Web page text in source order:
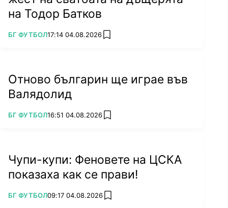
на Тодор Батков
ПОВЕЧЕ ОТ
БГ ФУТБОЛ17:14 04.08.2026 add favorites
Отново българин ще играе във
Валядолид
ПОВЕЧЕ ОТ
БГ ФУТБОЛ16:51 04.08.2026 add favorites
Чупи-купи: Феновете на ЦСКА
показаха как се прави!
ПОВЕЧЕ ОТ
БГ ФУТБОЛ09:17 04.08.2026 add favorites